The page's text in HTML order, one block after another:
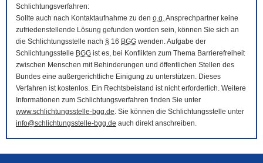
Schlichtungsverfahren:
Sollte auch nach Kontaktaufnahme zu den o.g.Ansprechpartner keine
zufriedenstellende Lösung gefunden worden sein, können Sie sich an
die Schlichtungsstelle nach § 16 BGG wenden. Aufgabe der
Schlichtungsstelle BGG ist es, bei Konflikten zum Thema Barrierefreiheit
zwischen Menschen mit Behinderungen und öffentlichen Stellen des
Bundes eine außergerichtliche Einigung zu unterstützen. Dieses
Verfahren ist kostenlos. Ein Rechtsbeistand ist nicht erforderlich. Weitere
Informationen zum Schlichtungsverfahren finden Sie unter
www.schlichtungsstelle-bgg.de. Sie können die Schlichtungsstelle unter
info@schlichtungsstelle-bgg.de auch direkt anschreiben.